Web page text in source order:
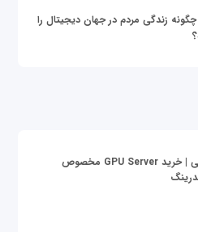
زندگی مردم در جهان دیجیتال را
قیمت سرور گرافیکی | خرید GPU Server مخصوص